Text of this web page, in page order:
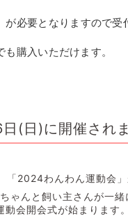
が必要となりますので受
購入いただけます。
(日)に開催され
2024わんわん運動会」
ゃんと飼い主さんが一緒
会開会式が始まります